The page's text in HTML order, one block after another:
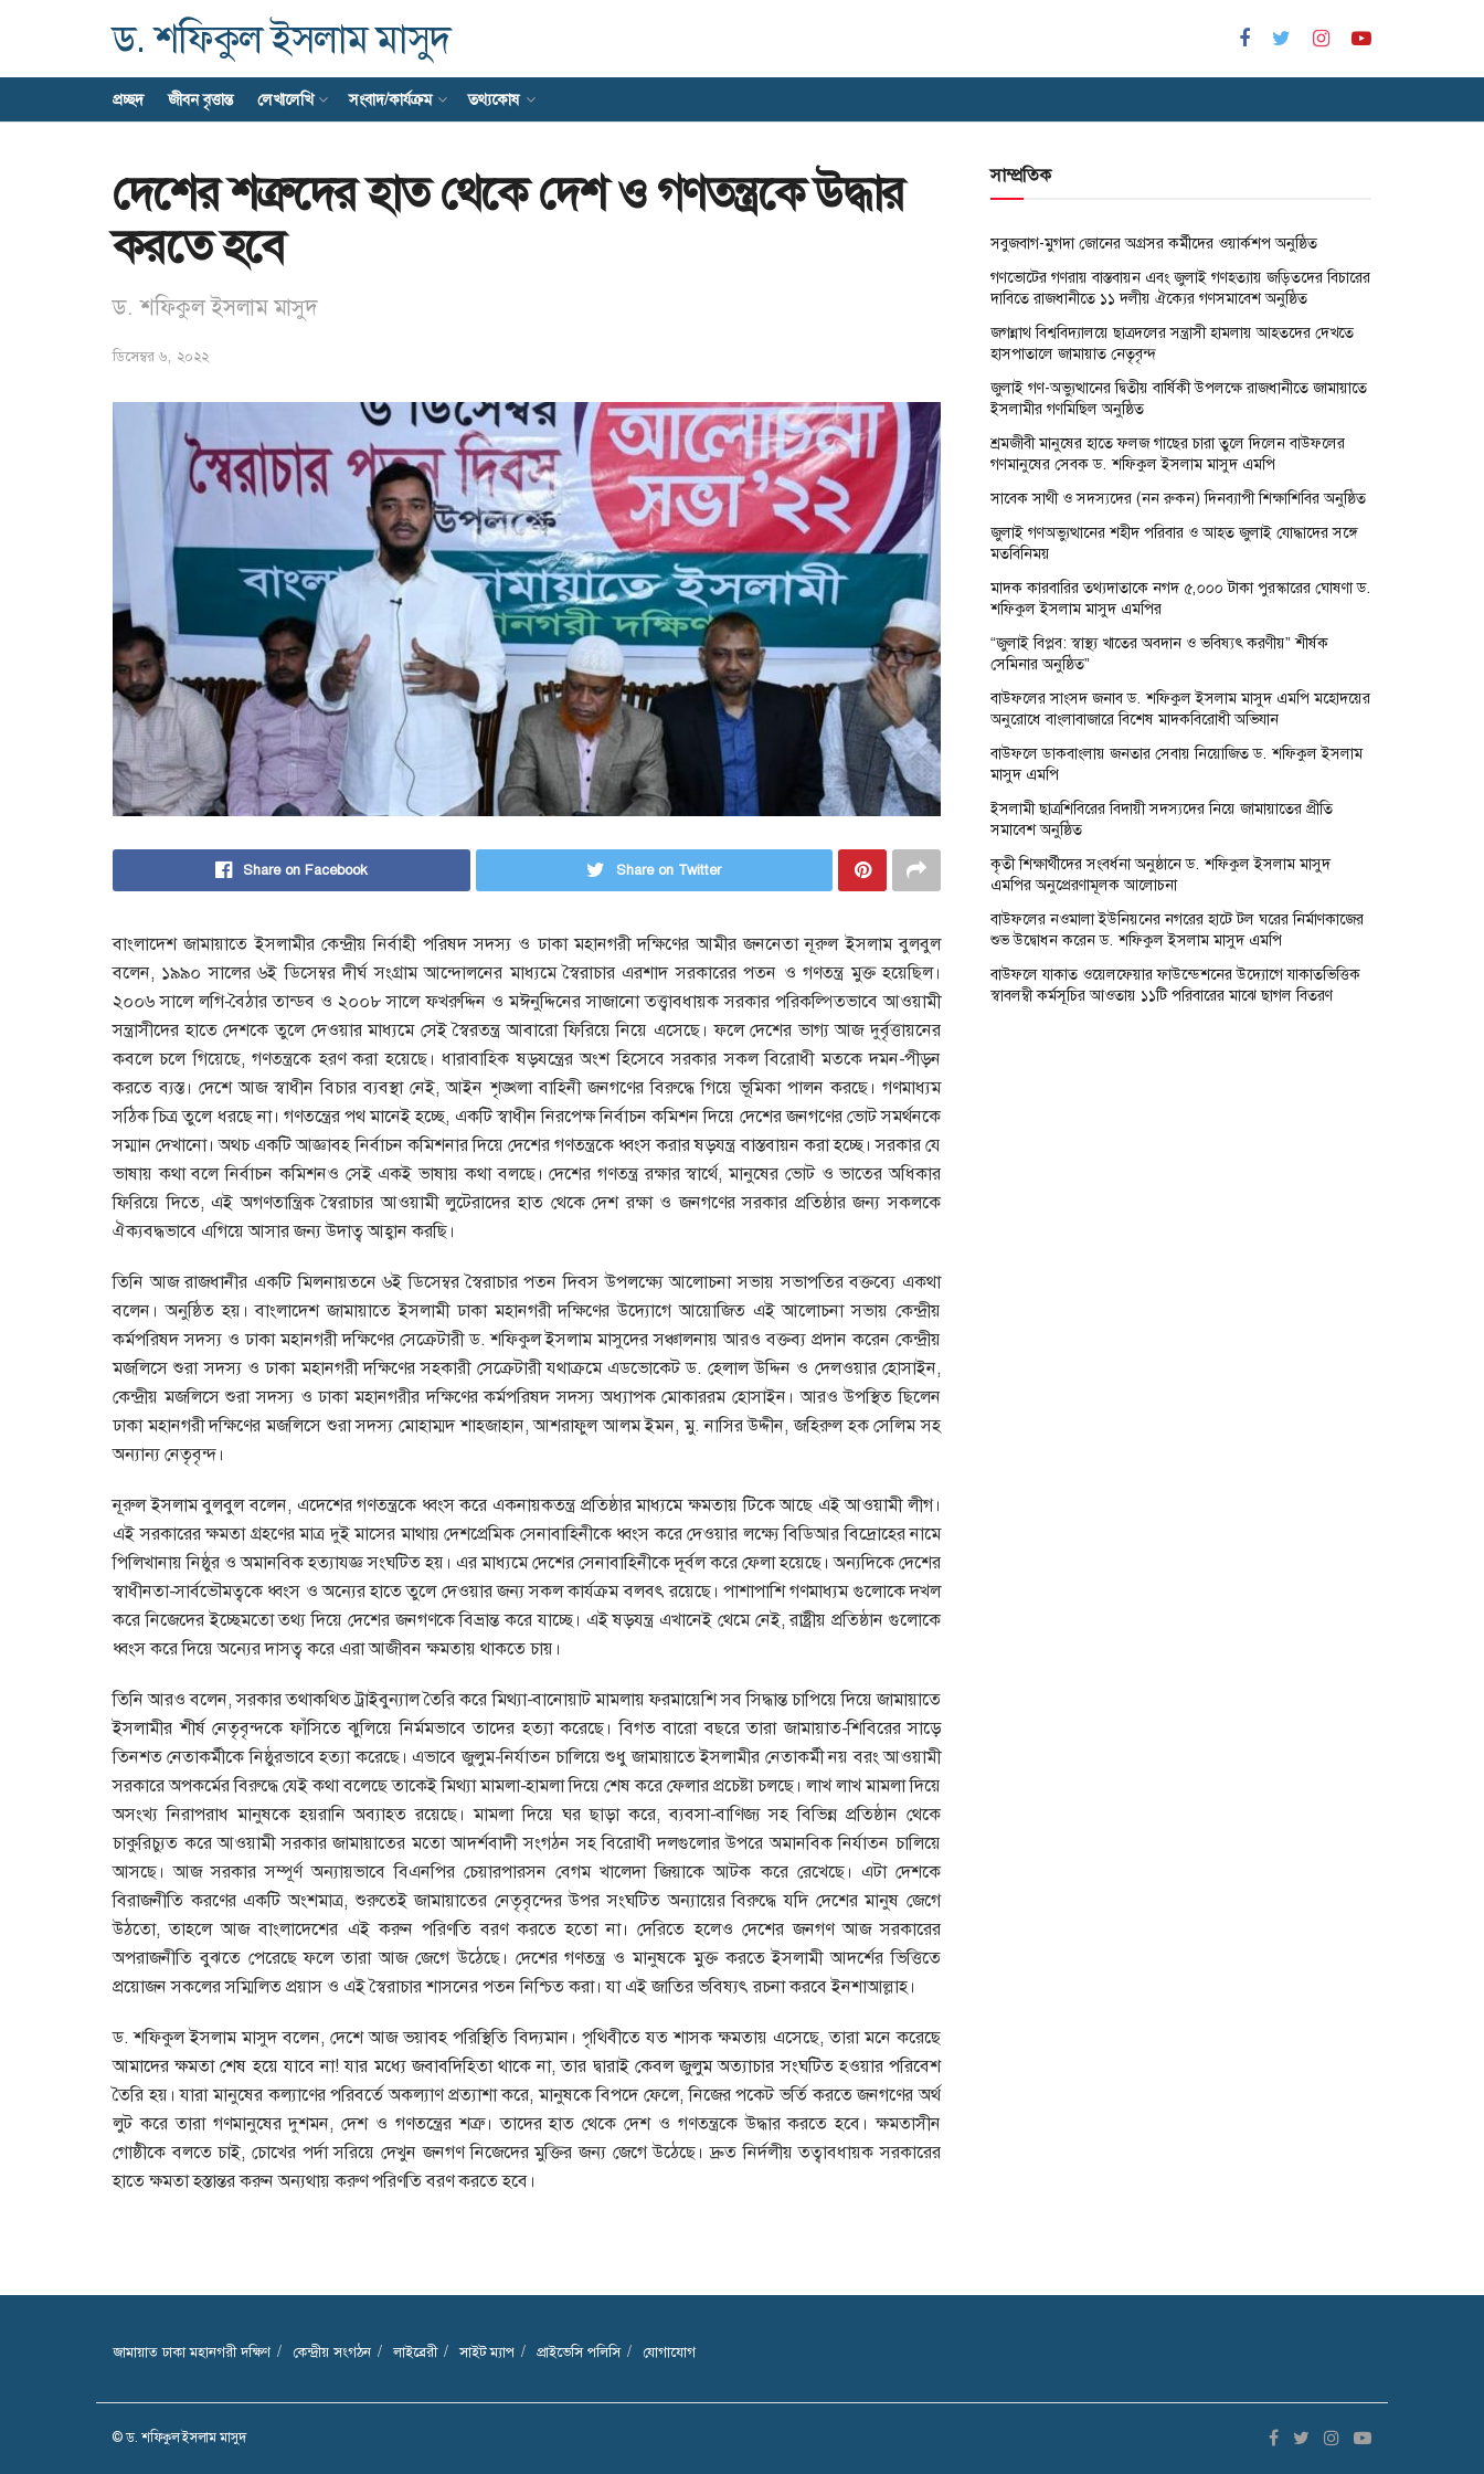
ড. শফিকুল ইসলাম মাসুদ
প্রচ্ছদ জীবন বৃত্তান্ত লেখালেখি সংবাদ/কার্যক্রম তথ্যকোষ
দেশের শত্রুদের হাত থেকে দেশ ও গণতন্ত্রকে উদ্ধার
করতে হবে
ড. শফিকুল ইসলাম মাসুদ
ডিসেম্বর ৬, ২০২২
Share on Facebook Share on Twitter
বাংলাদেশ জামায়াতে ইসলামীর কেন্দ্রীয় নির্বাহী পরিষদ সদস্য ও ঢাকা মহানগরী দক্ষিণের আমীর জননেতা নূরুল ইসলাম বুলবুল
বলেন, ১৯৯০ সালের ৬ই ডিসেম্বর দীর্ঘ সংগ্রাম আন্দোলনের মাধ্যমে স্বৈরাচার এরশাদ সরকারের পতন ও গণতন্ত্র মুক্ত হয়েছিল।
২০০৬ সালে লগি-বৈঠার তান্ডব ও ২০০৮ সালে ফখরুদ্দিন ও মঈনুদ্দিনের সাজানো তত্ত্বাবধায়ক সরকার পরিকল্পিতভাবে আওয়ামী
সন্ত্রাসীদের হাতে দেশকে তুলে দেওয়ার মাধ্যমে সেই স্বৈরতন্ত্র আবারো ফিরিয়ে নিয়ে এসেছে। ফলে দেশের ভাগ্য আজ দুর্বৃত্তায়নের
কবলে চলে গিয়েছে, গণতন্ত্রকে হরণ করা হয়েছে। ধারাবাহিক ষড়যন্ত্রের অংশ হিসেবে সরকার সকল বিরোধী মতকে দমন-পীড়ন
করতে ব্যস্ত। দেশে আজ স্বাধীন বিচার ব্যবস্থা নেই, আইন শৃঙ্খলা বাহিনী জনগণের বিরুদ্ধে গিয়ে ভূমিকা পালন করছে। গণমাধ্যম
সঠিক চিত্র তুলে ধরছে না। গণতন্ত্রের পথ মানেই হচ্ছে, একটি স্বাধীন নিরপেক্ষ নির্বাচন কমিশন দিয়ে দেশের জনগণের ভোট সমর্থনকে
সম্মান দেখানো। অথচ একটি আজ্ঞাবহ নির্বাচন কমিশনার দিয়ে দেশের গণতন্ত্রকে ধ্বংস করার ষড়যন্ত্র বাস্তবায়ন করা হচ্ছে। সরকার যে
ভাষায় কথা বলে নির্বাচন কমিশনও সেই একই ভাষায় কথা বলছে। দেশের গণতন্ত্র রক্ষার স্বার্থে, মানুষের ভোট ও ভাতের অধিকার
ফিরিয়ে দিতে, এই অগণতান্ত্রিক স্বৈরাচার আওয়ামী লুটেরাদের হাত থেকে দেশ রক্ষা ও জনগণের সরকার প্রতিষ্ঠার জন্য সকলকে
ঐক্যবদ্ধভাবে এগিয়ে আসার জন্য উদাত্ব আহ্বান করছি।
তিনি আজ রাজধানীর একটি মিলনায়তনে ৬ই ডিসেম্বর স্বৈরাচার পতন দিবস উপলক্ষ্যে আলোচনা সভায় সভাপতির বক্তব্যে একথা
বলেন। অনুষ্ঠিত হয়। বাংলাদেশ জামায়াতে ইসলামী ঢাকা মহানগরী দক্ষিণের উদ্যোগে আয়োজিত এই আলোচনা সভায় কেন্দ্রীয়
কর্মপরিষদ সদস্য ও ঢাকা মহানগরী দক্ষিণের সেক্রেটারী ড. শফিকুল ইসলাম মাসুদের সঞ্চালনায় আরও বক্তব্য প্রদান করেন কেন্দ্রীয়
মজলিসে শুরা সদস্য ও ঢাকা মহানগরী দক্ষিণের সহকারী সেক্রেটারী যথাক্রমে এডভোকেট ড. হেলাল উদ্দিন ও দেলওয়ার হোসাইন,
কেন্দ্রীয় মজলিসে শুরা সদস্য ও ঢাকা মহানগরীর দক্ষিণের কর্মপরিষদ সদস্য অধ্যাপক মোকাররম হোসাইন। আরও উপস্থিত ছিলেন
ঢাকা মহানগরী দক্ষিণের মজলিসে শুরা সদস্য মোহাম্মদ শাহজাহান, আশরাফুল আলম ইমন, মু. নাসির উদ্দীন, জহিরুল হক সেলিম সহ
অন্যান্য নেতৃবৃন্দ।
নূরুল ইসলাম বুলবুল বলেন, এদেশের গণতন্ত্রকে ধ্বংস করে একনায়কতন্ত্র প্রতিষ্ঠার মাধ্যমে ক্ষমতায় টিকে আছে এই আওয়ামী লীগ।
এই সরকারের ক্ষমতা গ্রহণের মাত্র দুই মাসের মাথায় দেশপ্রেমিক সেনাবাহিনীকে ধ্বংস করে দেওয়ার লক্ষ্যে বিডিআর বিদ্রোহের নামে
পিলিখানায় নিষ্ঠুর ও অমানবিক হত্যাযজ্ঞ সংঘটিত হয়। এর মাধ্যমে দেশের সেনাবাহিনীকে দূর্বল করে ফেলা হয়েছে। অন্যদিকে দেশের
স্বাধীনতা-সার্বভৌমত্বকে ধ্বংস ও অন্যের হাতে তুলে দেওয়ার জন্য সকল কার্যক্রম বলবৎ রয়েছে। পাশাপাশি গণমাধ্যম গুলোকে দখল
করে নিজেদের ইচ্ছেমতো তথ্য দিয়ে দেশের জনগণকে বিভ্রান্ত করে যাচ্ছে। এই ষড়যন্ত্র এখানেই থেমে নেই, রাষ্ট্রীয় প্রতিষ্ঠান গুলোকে
ধ্বংস করে দিয়ে অন্যের দাসত্ব করে এরা আজীবন ক্ষমতায় থাকতে চায়।
তিনি আরও বলেন, সরকার তথাকথিত ট্রাইবুন্যাল তৈরি করে মিথ্যা-বানোয়াট মামলায় ফরমায়েশি সব সিদ্ধান্ত চাপিয়ে দিয়ে জামায়াতে
ইসলামীর শীর্ষ নেতৃবৃন্দকে ফাঁসিতে ঝুলিয়ে নির্মমভাবে তাদের হত্যা করেছে। বিগত বারো বছরে তারা জামায়াত-শিবিরের সাড়ে
তিনশত নেতাকর্মীকে নিষ্ঠুরভাবে হত্যা করেছে। এভাবে জুলুম-নির্যাতন চালিয়ে শুধু জামায়াতে ইসলামীর নেতাকর্মী নয় বরং আওয়ামী
সরকারে অপকর্মের বিরুদ্ধে যেই কথা বলেছে তাকেই মিথ্যা মামলা-হামলা দিয়ে শেষ করে ফেলার প্রচেষ্টা চলছে। লাখ লাখ মামলা দিয়ে
অসংখ্য নিরাপরাধ মানুষকে হয়রানি অব্যাহত রয়েছে। মামলা দিয়ে ঘর ছাড়া করে, ব্যবসা-বাণিজ্য সহ বিভিন্ন প্রতিষ্ঠান থেকে
চাকুরিচ্যুত করে আওয়ামী সরকার জামায়াতের মতো আদর্শবাদী সংগঠন সহ বিরোধী দলগুলোর উপরে অমানবিক নির্যাতন চালিয়ে
আসছে। আজ সরকার সম্পূর্ণ অন্যায়ভাবে বিএনপির চেয়ারপারসন বেগম খালেদা জিয়াকে আটক করে রেখেছে। এটা দেশকে
বিরাজনীতি করণের একটি অংশমাত্র, শুরুতেই জামায়াতের নেতৃবৃন্দের উপর সংঘটিত অন্যায়ের বিরুদ্ধে যদি দেশের মানুষ জেগে
উঠতো, তাহলে আজ বাংলাদেশের এই করুন পরিণতি বরণ করতে হতো না। দেরিতে হলেও দেশের জনগণ আজ সরকারের
অপরাজনীতি বুঝতে পেরেছে ফলে তারা আজ জেগে উঠেছে। দেশের গণতন্ত্র ও মানুষকে মুক্ত করতে ইসলামী আদর্শের ভিত্তিতে
প্রয়োজন সকলের সম্মিলিত প্রয়াস ও এই স্বৈরাচার শাসনের পতন নিশ্চিত করা। যা এই জাতির ভবিষ্যৎ রচনা করবে ইনশাআল্লাহ।
ড. শফিকুল ইসলাম মাসুদ বলেন, দেশে আজ ভয়াবহ পরিস্থিতি বিদ্যমান। পৃথিবীতে যত শাসক ক্ষমতায় এসেছে, তারা মনে করেছে
আমাদের ক্ষমতা শেষ হয়ে যাবে না! যার মধ্যে জবাবদিহিতা থাকে না, তার দ্বারাই কেবল জুলুম অত্যাচার সংঘটিত হওয়ার পরিবেশ
তৈরি হয়। যারা মানুষের কল্যাণের পরিবর্তে অকল্যাণ প্রত্যাশা করে, মানুষকে বিপদে ফেলে, নিজের পকেট ভর্তি করতে জনগণের অর্থ
লুট করে তারা গণমানুষের দুশমন, দেশ ও গণতন্ত্রের শত্রু। তাদের হাত থেকে দেশ ও গণতন্ত্রকে উদ্ধার করতে হবে। ক্ষমতাসীন
গোষ্ঠীকে বলতে চাই, চোখের পর্দা সরিয়ে দেখুন জনগণ নিজেদের মুক্তির জন্য জেগে উঠেছে। দ্রুত নির্দলীয় তত্বাবধায়ক সরকারের
হাতে ক্ষমতা হস্তান্তর করুন অন্যথায় করুণ পরিণতি বরণ করতে হবে।
সাম্প্রতিক
সবুজবাগ-মুগদা জোনের অগ্রসর কর্মীদের ওয়ার্কশপ অনুষ্ঠিত
গণভোটের গণরায় বাস্তবায়ন এবং জুলাই গণহত্যায় জড়িতদের বিচারের
দাবিতে রাজধানীতে ১১ দলীয় ঐক্যের গণসমাবেশ অনুষ্ঠিত
জগন্নাথ বিশ্ববিদ্যালয়ে ছাত্রদলের সন্ত্রাসী হামলায় আহতদের দেখতে
হাসপাতালে জামায়াত নেতৃবৃন্দ
জুলাই গণ-অভ্যুত্থানের দ্বিতীয় বার্ষিকী উপলক্ষে রাজধানীতে জামায়াতে
ইসলামীর গণমিছিল অনুষ্ঠিত
শ্রমজীবী মানুষের হাতে ফলজ গাছের চারা তুলে দিলেন বাউফলের
গণমানুষের সেবক ড. শফিকুল ইসলাম মাসুদ এমপি
সাবেক সাথী ও সদস্যদের (নন রুকন) দিনব্যাপী শিক্ষাশিবির অনুষ্ঠিত
জুলাই গণঅভ্যুত্থানের শহীদ পরিবার ও আহত জুলাই যোদ্ধাদের সঙ্গে
মতবিনিময়
মাদক কারবারির তথ্যদাতাকে নগদ ৫,০০০ টাকা পুরস্কারের ঘোষণা ড.
শফিকুল ইসলাম মাসুদ এমপির
“জুলাই বিপ্লব: স্বাস্থ্য খাতের অবদান ও ভবিষ্যৎ করণীয়” শীর্ষক
সেমিনার অনুষ্ঠিত”
বাউফলের সাংসদ জনাব ড. শফিকুল ইসলাম মাসুদ এমপি মহোদয়ের
অনুরোধে বাংলাবাজারে বিশেষ মাদকবিরোধী অভিযান
বাউফলে ডাকবাংলায় জনতার সেবায় নিয়োজিত ড. শফিকুল ইসলাম
মাসুদ এমপি
ইসলামী ছাত্রশিবিরের বিদায়ী সদস্যদের নিয়ে জামায়াতের প্রীতি
সমাবেশ অনুষ্ঠিত
কৃতী শিক্ষার্থীদের সংবর্ধনা অনুষ্ঠানে ড. শফিকুল ইসলাম মাসুদ
এমপির অনুপ্রেরণামূলক আলোচনা
বাউফলের নওমালা ইউনিয়নের নগরের হাটে টল ঘরের নির্মাণকাজের
শুভ উদ্বোধন করেন ড. শফিকুল ইসলাম মাসুদ এমপি
বাউফলে যাকাত ওয়েলফেয়ার ফাউন্ডেশনের উদ্যোগে যাকাতভিত্তিক
স্বাবলম্বী কর্মসূচির আওতায় ১১টি পরিবারের মাঝে ছাগল বিতরণ
জামায়াত ঢাকা মহানগরী দক্ষিণ কেন্দ্রীয় সংগঠন লাইব্রেরী সাইট ম্যাপ প্রাইভেসি পলিসি যোগাযোগ
© ড. শফিকুল ইসলাম মাসুদ